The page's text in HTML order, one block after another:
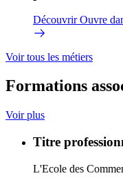
DécouvrirOuvre
Voir tous les métiers
Formations
Voir plus
Titre
L'Ecole des